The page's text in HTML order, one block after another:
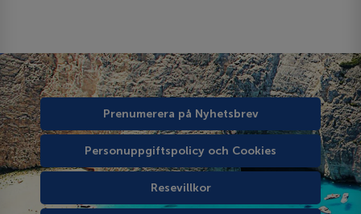
Prenumerera på Nyhetsbrev
Personuppgiftspolicy och Cookies
Resevillkor